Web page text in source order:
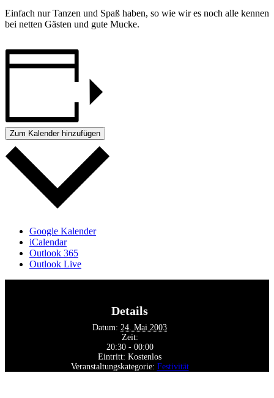
Einfach nur Tanzen und Spaß haben, so wie wir es noch alle kennen
bei netten Gästen und gute Mucke.
Zum Kalender hinzufügen
Google Kalender
iCalendar
Outlook 365
Outlook Live
Details
Datum: 24. Mai 2003
Zeit:
20:30 - 00:00
Eintritt: Kostenlos
Veranstaltungskategorie: Festivität